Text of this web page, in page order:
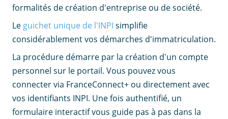
formalités de création d'entreprise ou de société.
Le guichet unique de l'INPI simplifie
considérablement vos démarches d'immatriculation.
La procédure démarre par la création d'un compte
personnel sur le portail. Vous pouvez vous
connecter via FranceConnect+ ou directement avec
vos identifiants INPI. Une fois authentifié, un
formulaire interactif vous guide pas à pas dans la